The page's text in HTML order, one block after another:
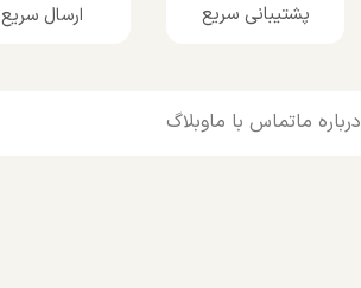
پشتیبانی سریع ارسال سریع
درباره ماتماس با ماوبلاگ